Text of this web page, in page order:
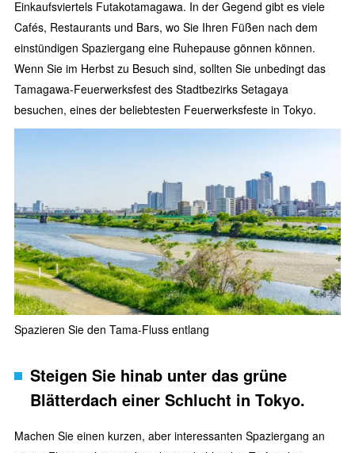
Einkaufsviertels Futakotamagawa. In der Gegend gibt es viele
Cafés, Restaurants und Bars, wo Sie Ihren Füßen nach dem
einstündigen Spaziergang eine Ruhepause gönnen können.
Wenn Sie im Herbst zu Besuch sind, sollten Sie unbedingt das
Tamagawa-Feuerwerksfest des Stadtbezirks Setagaya
besuchen, eines der beliebtesten Feuerwerksfeste in Tokyo.
Spazieren Sie den Tama-Fluss entlang
Steigen Sie hinab unter das grüne
Blätterdach einer Schlucht in Tokyo.
Machen Sie einen kurzen, aber interessanten Spaziergang an